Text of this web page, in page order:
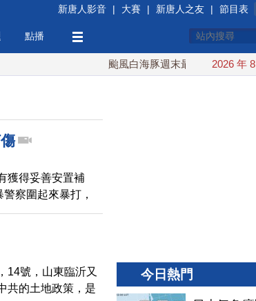
新唐人影音 | 大賽 | 新唐人之友 | 節目表
點播
颱風白海豚週末最接近台灣 最快9日
2026 年
獲得妥善安置補
察圍起來暴打，
14號，山東臨沂又
共的土地政策，是
今日熱門